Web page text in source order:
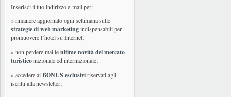
Inserisci il tuo indirizzo e-mail per:
» rimanere aggiornato ogni settimana sulle
strategie di web marketingindispensabili per
promuovere l’hotel su Internet;
» non perdere mai leultime novità del mercato
turisticonazionale ed internazionale;
» accedere aiBONUS esclusiviriservati agli
iscritti alla newsletter;